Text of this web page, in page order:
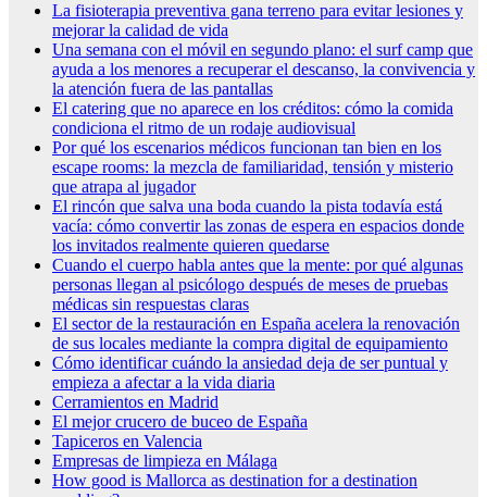
La fisioterapia preventiva gana terreno para evitar lesiones y
mejorar la calidad de vida
Una semana con el móvil en segundo plano: el surf camp que
ayuda a los menores a recuperar el descanso, la convivencia y
la atención fuera de las pantallas
El catering que no aparece en los créditos: cómo la comida
condiciona el ritmo de un rodaje audiovisual
Por qué los escenarios médicos funcionan tan bien en los
escape rooms: la mezcla de familiaridad, tensión y misterio
que atrapa al jugador
El rincón que salva una boda cuando la pista todavía está
vacía: cómo convertir las zonas de espera en espacios donde
los invitados realmente quieren quedarse
Cuando el cuerpo habla antes que la mente: por qué algunas
personas llegan al psicólogo después de meses de pruebas
médicas sin respuestas claras
El sector de la restauración en España acelera la renovación
de sus locales mediante la compra digital de equipamiento
Cómo identificar cuándo la ansiedad deja de ser puntual y
empieza a afectar a la vida diaria
Cerramientos en Madrid
El mejor crucero de buceo de España
Tapiceros en Valencia
Empresas de limpieza en Málaga
How good is Mallorca as destination for a destination